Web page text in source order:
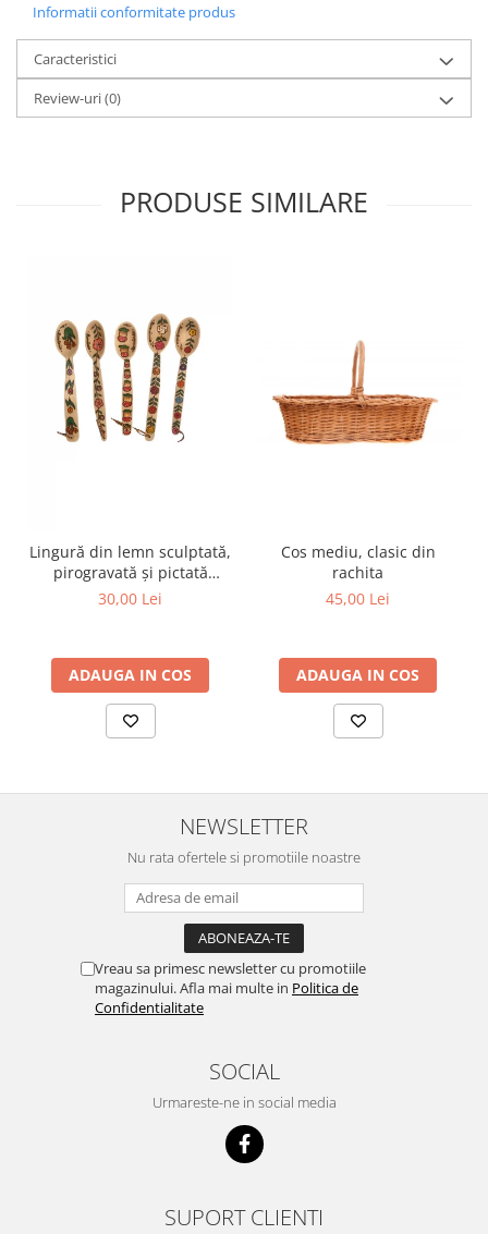
Informatii conformitate produs
Caracteristici
Review-uri(0)
PRODUSE SIMILARE
Lingură din lemn sculptată,
pirogravată și pictată
manual
30,00 Lei
ADAUGA IN COS
Cos mediu, clasic din
rachita
45,00 Lei
ADAUGA IN COS
NEWSLETTER
Nu rata ofertele si promotiile noastre
Vreau sa primesc newsletter cu promotiile
magazinului. Afla mai multe in Politica de
Confidentialitate
SOCIAL
Urmareste-ne in social media
SUPORT CLIENTI